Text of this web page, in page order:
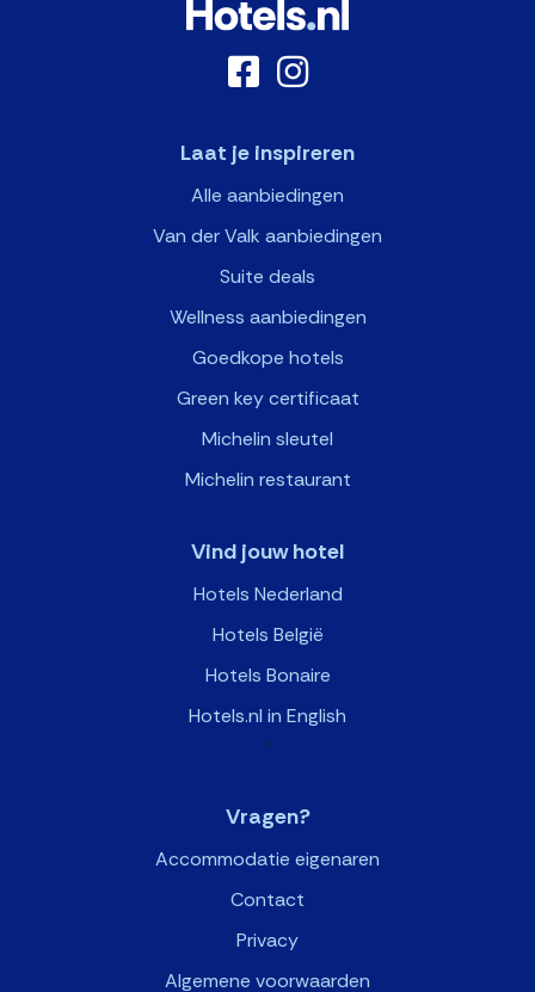
Laat je inspireren
Alle aanbiedingen
Van der Valk aanbiedingen
Suite deals
Wellness aanbiedingen
Goedkope hotels
Green key certificaat
Michelin sleutel
Michelin restaurant
Vind jouw hotel
Hotels Nederland
Hotels België
Hotels Bonaire
Hotels.nl in English
>
Vragen?
Accommodatie eigenaren
Contact
Privacy
Algemene voorwaarden